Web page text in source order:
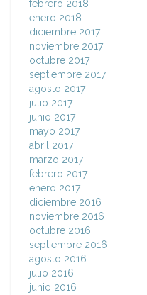
febrero 2018
enero 2018
diciembre 2017
noviembre 2017
octubre 2017
septiembre 2017
agosto 2017
julio 2017
junio 2017
mayo 2017
abril 2017
marzo 2017
febrero 2017
enero 2017
diciembre 2016
noviembre 2016
octubre 2016
septiembre 2016
agosto 2016
julio 2016
junio 2016